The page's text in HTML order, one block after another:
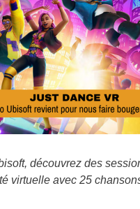
découvrez des
virtuelle avec 25